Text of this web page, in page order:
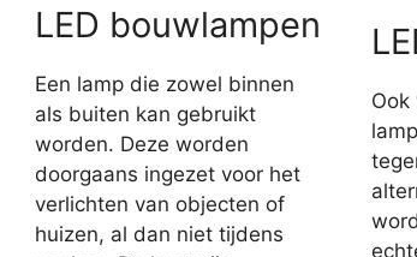
LED bouwlampen
Een lamp die zowel binnen
als buiten kan gebruikt
worden. Deze worden
doorgaans ingezet voor het
verlichten van objecten of
huizen, al dan niet tijdens
Ook